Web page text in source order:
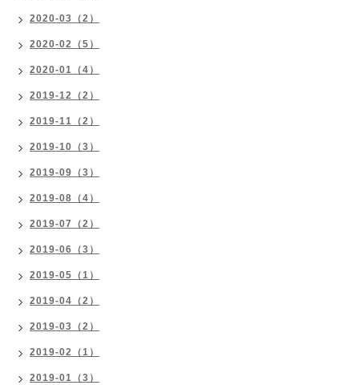
2020-03（2）
2020-02（5）
2020-01（4）
2019-12（2）
2019-11（2）
2019-10（3）
2019-09（3）
2019-08（4）
2019-07（2）
2019-06（3）
2019-05（1）
2019-04（2）
2019-03（2）
2019-02（1）
2019-01（3）